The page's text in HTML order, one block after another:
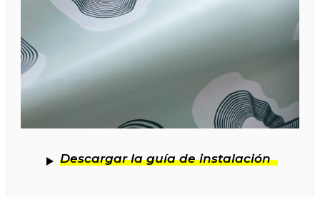
Descargar la guía de instalación